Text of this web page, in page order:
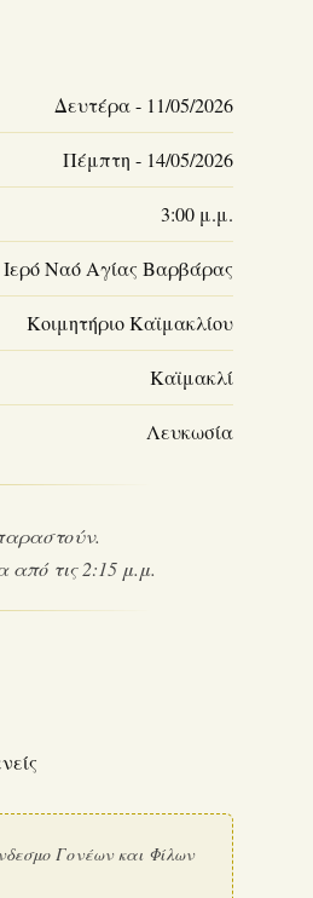
Δευτέρα - 11/05/2026
Πέμπτη - 14/05/2026
3:00 μ.μ.
Ιερό Ναό Αγίας Βαρβάρας
Κοιμητήριο Καϊμακλίου
Καϊμακλί
Λευκωσία
από τις 2:15 μ.μ.
Γονέων και Φίλων